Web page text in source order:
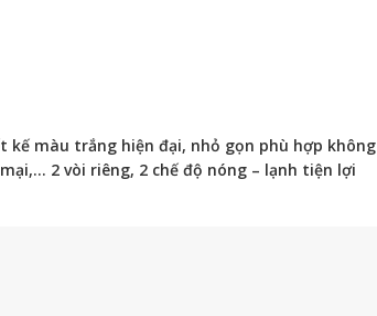
kế màu trắng hiện đại, nhỏ gọn phù hợp không
2 vòi riêng, 2 chế độ nóng – lạnh tiện lợi